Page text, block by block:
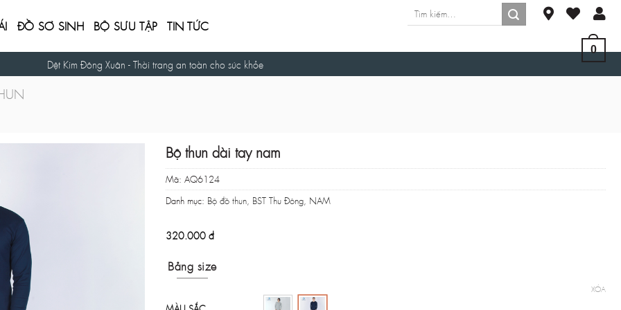
ĐỒ SƠ SINH BỘ SƯU TẬP TIN TỨC
Tìm
kiếm:
0
Cam kết bảo mật thông tin người mua hàng.
Bộ thun dài tay nam
Mã: AQ6124
Danh mục: Bộ đồ thun, BST Thu Đông, NAM
320.000 đ
Bảng size
XÓA